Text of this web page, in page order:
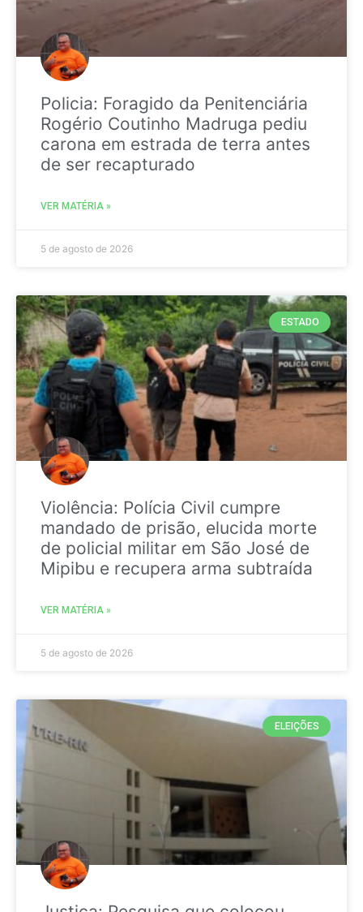
Policia: Foragido da Penitenciária
Rogério Coutinho Madruga pediu
carona em estrada de terra antes
de ser recapturado
VER MATÉRIA »
5 de agosto de 2026
ESTADO
Violência: Polícia Civil cumpre
mandado de prisão, elucida morte
de policial militar em São José de
Mipibu e recupera arma subtraída
VER MATÉRIA »
5 de agosto de 2026
ELEIÇÕES